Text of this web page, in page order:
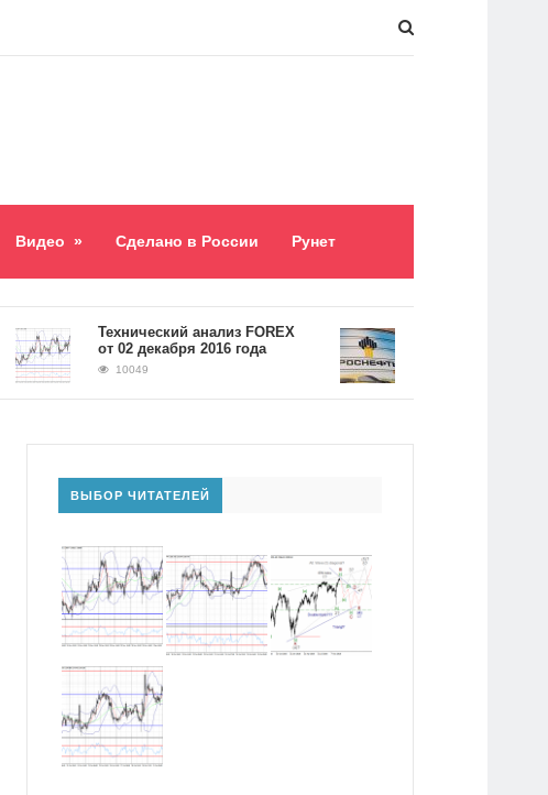
Видео » Сделано в России Рунет
​Технический анализ FOREX
от 02 декабря 2016 года
10049
Долг «Роснефти»
5,2 триллиона рублей
9064
ВЫБОР ЧИТАТЕЛЕЙ